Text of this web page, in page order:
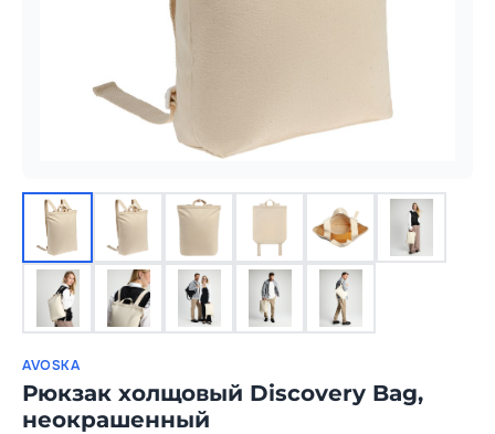
AVOSKA
Рюкзак холщовый Discovery Bag,
неокрашенный